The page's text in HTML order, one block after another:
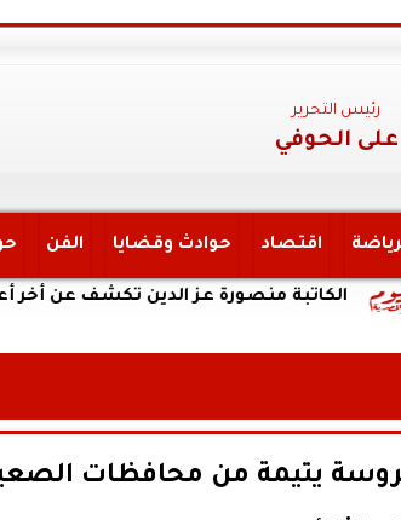
رئيس التحرير
على الحوفي
اقتصاد حوادث وقضايا الفن
منصورة عز الدين تكشف عن أخر أعمالها
الجود تحتفل بتجهيز 50 عروسة يتيمة من محافظات